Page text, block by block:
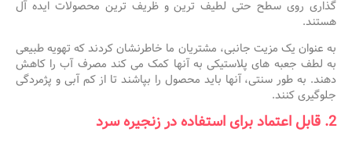
گذاری روی سطح حتی لطیف ترین و ظریف ترین محصولات ایده آل
هستند.
به عنوان یک مزیت جانبی، مشتریان ما خاطرنشان کردند که تهویه طبیعی
به لطف جعبه های پلاستیکی به آنها کمک می کند مصرف آب را کاهش
دهند. به طور سنتی، آنها باید محصول را بپاشند تا از کم آبی و پژمردگی
جلوگیری کنند.
2. قابل اعتماد برای استفاده در زنجیره سرد